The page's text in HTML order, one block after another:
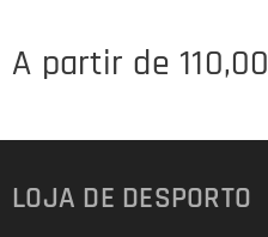
A partir de 110,00
LOJA DE DESPORTO